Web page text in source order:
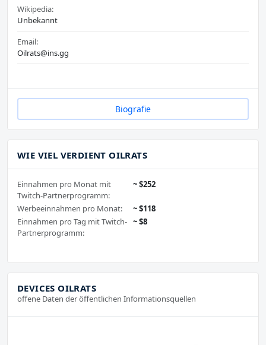
Wikipedia:
Unbekannt
Email:
Oilrats@ins.gg
Biografie
WIE VIEL VERDIENT OILRATS
Einnahmen pro Monat mit
Twitch-Partnerprogramm:
~ $252
Werbeeinnahmen pro Monat:
~ $118
Einnahmen pro Tag mit Twitch-
Partnerprogramm:
~ $8
DEVICES OILRATS
offene Daten der öffentlichen Informationsquellen